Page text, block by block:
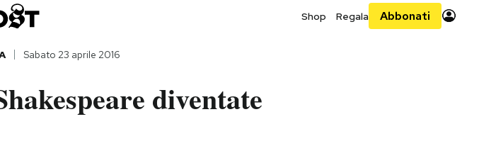
Shop Regala Abbonati
Sabato 23 aprile 2016
diventate